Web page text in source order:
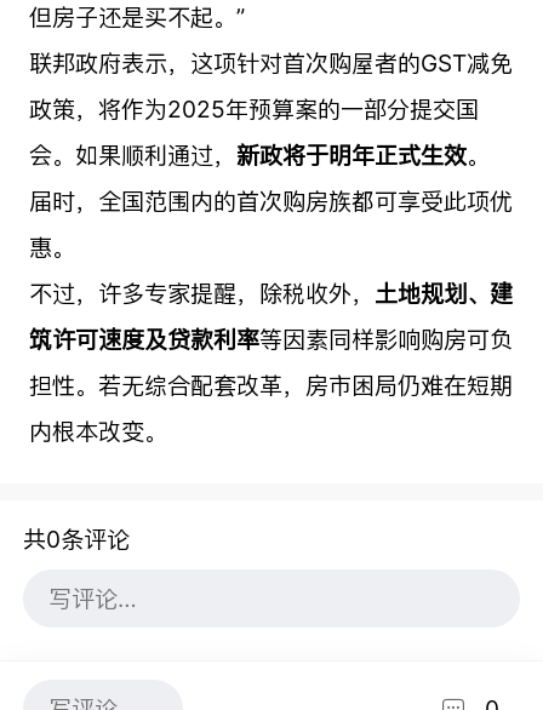
但房子还是买不起。”
联邦政府表示，这项针对首次购屋者的GST减免
政策，将作为2025年预算案的一部分提交国
会。如果顺利通过， 新政将于明年正式生效。
届时，全国范围内的首次购房族都可享受此项优
惠。
不过，许多专家提醒，除税收外， 土地规划、建
筑许可速度及贷款利率等因素同样影响购房可负
担性。若无综合配套改革，房市困局仍难在短期
内根本改变。
共0条评论